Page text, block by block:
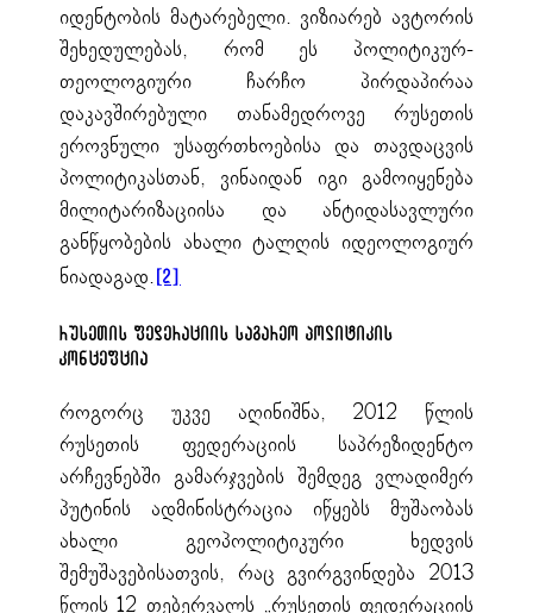
იდენტობის მატარებელი. ვიზიარებ ავტორის
შეხედულებას, რომ ეს პოლიტიკურ-
თეოლოგიური ჩარჩო პირდაპირაა
დაკავშირებული თანამედროვე რუსეთის
ეროვნული უსაფრთხოებისა და თავდაცვის
პოლიტიკასთან, ვინაიდან იგი გამოიყენება
მილიტარიზაციისა და ანტიდასავლური
განწყობების ახალი ტალღის იდეოლოგიურ
ნიადაგად. [2]
რუსეთის ფედერაციის საგარეო პოლიტიკის
კონცეფცია
როგორც უკვე აღინიშნა, 2012 წლის
რუსეთის ფედერაციის საპრეზიდენტო
არჩევნებში გამარჯვების შემდეგ ვლადიმერ
პუტინის ადმინისტრაცია იწყებს მუშაობას
ახალი გეოპოლიტიკური ხედვის
შემუშავებისათვის, რაც გვირგვინდება 2013
წლის 12 თებერვალს „რუსეთის ფედერაციის